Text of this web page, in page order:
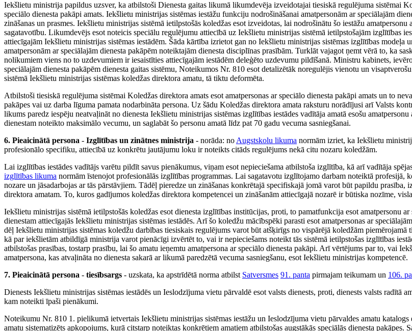
Iekšlietu ministrija papildus uzsver, ka atbilstoši Dienesta gaitas likumā likumdevēja izveidotajai tiesiskā regulējuma sistēmai
speciālo dienesta pakāpi amats. Iekšlietu ministrijas sistēmas iestāžu funkciju nodrošināšanai amatpersonām ar speciālajām
zināšanas un prasmes. Iekšlietu ministrijas sistēmā ietilpstošās koledžas esot izveidotas, lai nodrošinātu šo iestāžu
sagatavotību. Likumdevējs esot noteicis speciālu regulējumu attiecībā uz Iekšlietu ministrijas sistēmā ietilpstošajām izglītības
attiecīgajām Iekšlietu ministrijas sistēmas iestādēm. Šāda kārtība izrietot gan no Iekšlietu ministrijas sistēmas izglītības modeļa
amatpersonām ar speciālajām dienesta pakāpēm noteiktajām dienesta disciplīnas prasībām. Turklāt vajagot ņemt vērā to, ka
nolikumiem viens no to uzdevumiem ir iesaistīties attiecīgajām iestādēm deleģēto uzdevumu pildīšanā. Ministru kabinets,
speciālajām dienesta pakāpēm dienesta gaitas sistēmu, Noteikumos Nr. 810 esot detalizētāk noregulējis vienotu un
sistēmā Iekšlietu ministrijas sistēmas koledžas direktora amatu, tā tiktu deformēta.
Atbilstoši tiesiskā regulējuma sistēmai Koledžas direktora amats esot amatpersonas ar speciālo dienesta pakāpi amats un to
pakāpes vai uz darba līguma pamata nodarbināta persona. Uz šādu Koledžas direktora amata raksturu norādījusi arī Valsts
likums paredz iespēju neatvaļināt no dienesta Iekšlietu ministrijas sistēmas izglītības iestādes vadītāja amatā esošu
dienestam noteikto maksimālo vecumu, un saglabāt šo personu amatā līdz pat 70 gadu vecuma sasniegšanai.
6. Pieaicinātā persona - Izglītības un zinātnes ministrija - norāda: noAugstskolu likuma normām izriet, ka Iekšlietu
profesionālo specifiku, attiecībā uz konkrētu jautājumu loku ir noteikts citāds regulējums nekā citu nozaru koledžām.
Lai izglītības iestādes vadītājs varētu pildīt savus pienākumus, viņam esot nepieciešama atbilstoša izglītība, kā arī vadītāja
izglītības likuma normām īstenojot profesionālās izglītības programmas. Lai sagatavotu izglītojamo darbam noteiktā profesijā,
nozare un jāsadarbojas ar tās pārstāvjiem. Tādēļ pieredze un zināšanas konkrētajā specifiskajā jomā varot būt papildu prasība,
direktora amatam. To, kuros gadījumos koledžas direktora kompetencei un zināšanām attiecīgajā nozarē ir būtiska nozīme,
Iekšlietu ministrijas sistēmā ietilpstošās koledžas esot dienesta izglītības institūcijas, proti, to pamatfunkcija esot amatpersonu ar
dienestam attiecīgajās Iekšlietu ministrijas sistēmas iestādēs. Arī šo koledžu mācībspēki parasti esot amatpersonas ar
dēļ Iekšlietu ministrijas sistēmas koledžu darbības tiesiskais regulējums varot būt atšķirīgs no vispārējā koledžām
kā par iekšlietām atbildīgā ministrija varot pienācīgi izvērtēt to, vai ir nepieciešams noteikt tās sistēmā ietilpstošas izglītības
atbilstošas prasības, tostarp prasību, lai šo amatu ieņemtu amatpersona ar speciālo dienesta pakāpi. Arī vērtējums par to, vai
amatpersona, kas atvaļināta no dienesta sakarā ar likumā paredzētā vecuma sasniegšanu, esot Iekšlietu ministrijas kompetencē.
7. Pieaicinātā persona - tiesībsargs - uzskata, ka apstrīdētā norma atbilst Satversmes 91. panta pirmajam teikumam un 106.
Dienests Iekšlietu ministrijas sistēmas iestādēs un Ieslodzījuma vietu pārvaldē esot valsts dienests, proti, dienests valsts radītā
kam noteikti īpaši pienākumi.
Noteikumu Nr. 810 1. pielikumā ietvertais Iekšlietu ministrijas sistēmas iestāžu un Ieslodzījuma vietu pārvaldes amatu katalogs
amatu sistematizēts apkopojums, kurā citstarp noteiktas konkrētiem amatiem atbilstošas augstākās speciālās dienesta pakāpes.